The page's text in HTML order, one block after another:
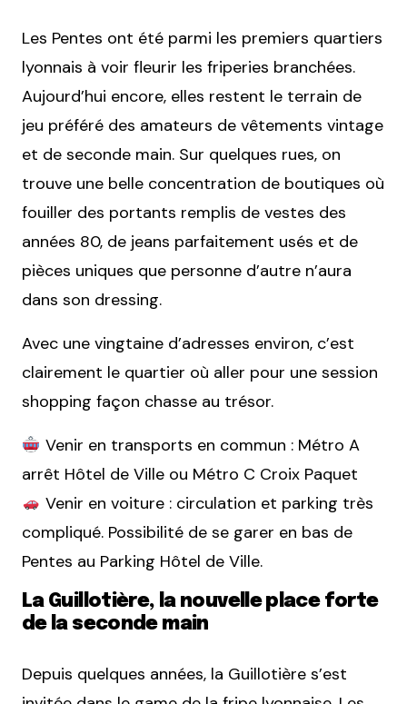
Les Pentes ont été parmi les premiers quartiers
lyonnais à voir fleurir les friperies branchées.
Aujourd’hui encore, elles restent le terrain de
jeu préféré des amateurs de vêtements vintage
et de seconde main. Sur quelques rues, on
trouve une belle concentration de boutiques où
fouiller des portants remplis de vestes des
années 80, de jeans parfaitement usés et de
pièces uniques que personne d’autre n’aura
dans son dressing.
Avec une vingtaine d’adresses environ, c’est
clairement le quartier où aller pour une session
shopping façon chasse au trésor.
Venir en transports en commun : Métro A
arrêt Hôtel de Ville ou Métro C Croix Paquet
Venir en voiture : circulation et parking très
compliqué. Possibilité de se garer en bas de
Pentes au Parking Hôtel de Ville.
La Guillotière, la nouvelle place forte
de la seconde main
Depuis quelques années, la Guillotière s’est